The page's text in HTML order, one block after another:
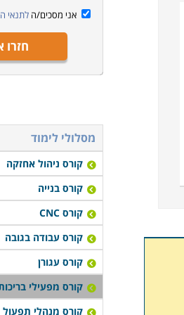
אני מסכים/הלתנאי
חזרו
מסלולי לימוד
קורס ניהול אחזקה
קורס בנייה
קורס CNC
קורס עבודה בגובה
קורס עגורן
קורס מפעילי
קורס מנהלי תפעול